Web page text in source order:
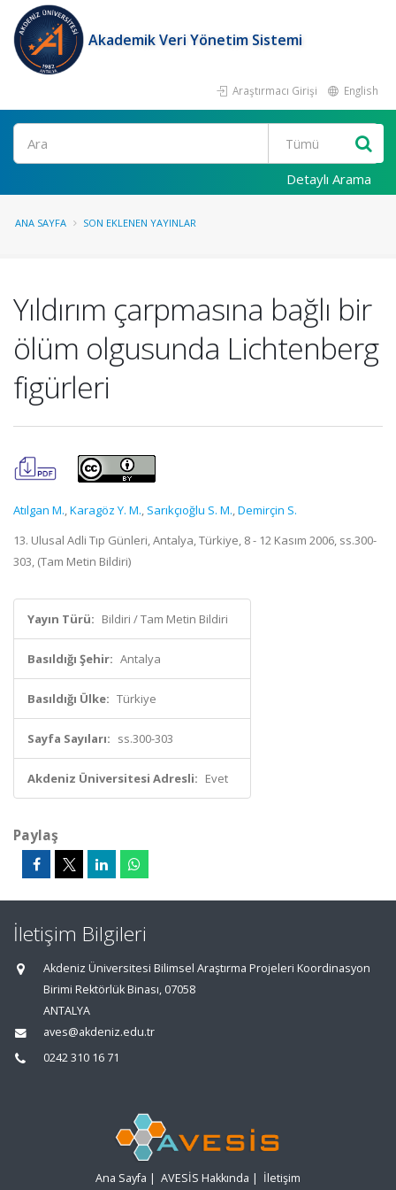
Akademik Veri Yönetim Sistemi
Araştırmacı Girişi English
Ara
Detaylı Arama
ANA SAYFA SON EKLENEN YAYINLAR
Yıldırım çarpmasına bağlı bir
ölüm olgusunda Lichtenberg
figürleri
Atılgan M.,Karagöz Y. M., Sarıkçıoğlu S. M.,Demirçin S.
13. Ulusal Adli Tıp Günleri, Antalya, Türkiye, 8 - 12 Kasım 2006, ss.300-
303, (Tam Metin Bildiri)
Yayın Türü: Bildiri / Tam Metin Bildiri
Basıldığı Şehir: Antalya
Basıldığı Ülke: Türkiye
Sayfa Sayıları: ss.300-303
Akdeniz Üniversitesi Adresli: Evet
Paylaş
İletişim Bilgileri
Akdeniz Üniversitesi Bilimsel Araştırma Projeleri Koordinasyon
Birimi Rektörlük Binası, 07058
ANTALYA
aves@akdeniz.edu.tr
0242 310 16 71
Ana Sayfa | AVESİS Hakkında | İletişim